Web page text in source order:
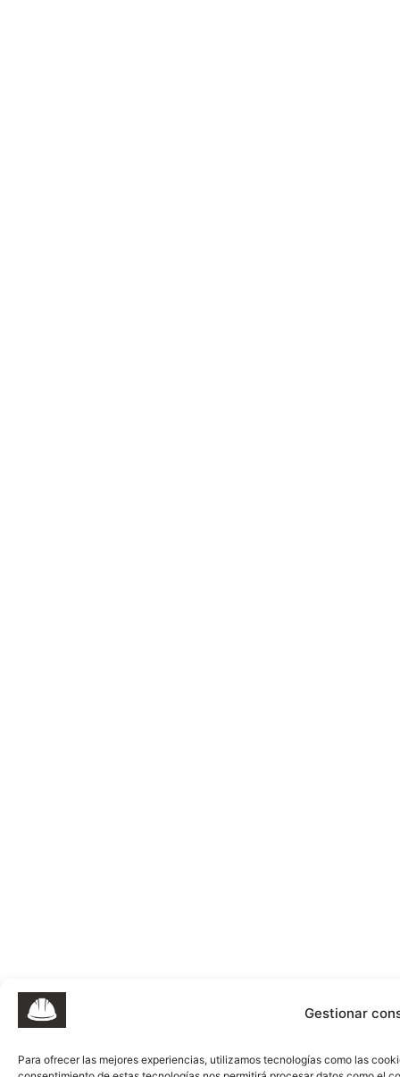
Gestionar
Para ofrecer las mejores experiencias, utilizamos tecnologías como las